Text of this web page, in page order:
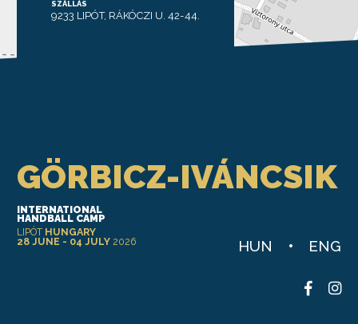
SZÁLLÁS
9233 LIPÓT, RÁKÓCZI U. 42-44.
GÖRBICZ-IVÁNCSIK
INTERNATIONAL
HANDBALL CAMP
LIPÓT HUNGARY
28 JUNE - 04 JULY2026 HUN ENG